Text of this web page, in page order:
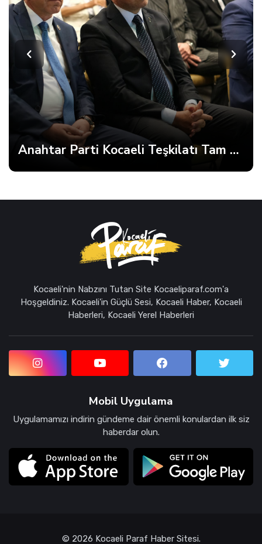
Anahtar Parti Kocaeli Teşkilatı Tam Kadro Toplandı
Kocaeli'nin Nabzını Tutan Site Kocaeliparaf.com'a
Hoşgeldiniz. Kocaeli'in Güçlü Sesi, Kocaeli Haber, Kocaeli
Haberleri, Kocaeli Yerel Haberleri
Mobil Uygulama
Uygulamamızı indirin gündeme dair önemli konulardan ilk siz
haberdar olun.
© 2026 Kocaeli Paraf Haber Sitesi.